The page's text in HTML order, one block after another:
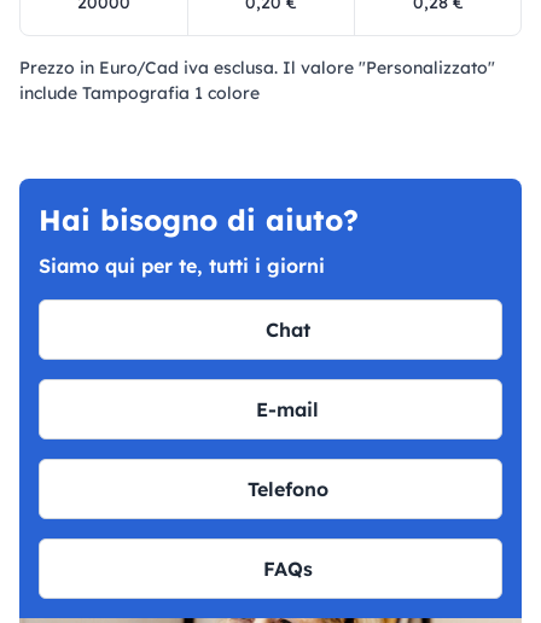
Prezzo in Euro/Cad iva esclusa. Il valore "Personalizzato"
include Tampografia 1 colore
Hai bisogno di aiuto?
Siamo qui per te, tutti i giorni
Chat
E-mail
Telefono
FAQs